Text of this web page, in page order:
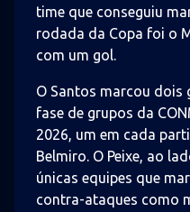
time que conseguiu
rodada da Copa foi o
com um gol.
O Santos marcou dois
fase de grupos da
2026, um em cada
Belmiro. O Peixe, ao
únicas equipes que
contra-ataques como